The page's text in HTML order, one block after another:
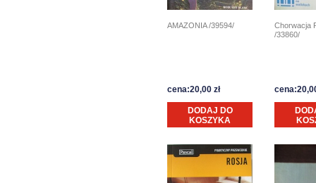
AMAZONIA /39594/
cena:20,00 zł
DODAJ DO
KOSZYKA
Chorwacja
/33860/